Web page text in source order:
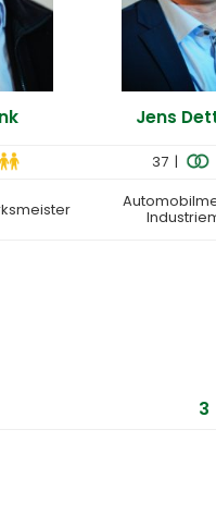
Jens
37 |
3